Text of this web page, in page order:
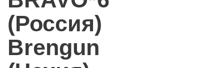
(Россия)
Brengun